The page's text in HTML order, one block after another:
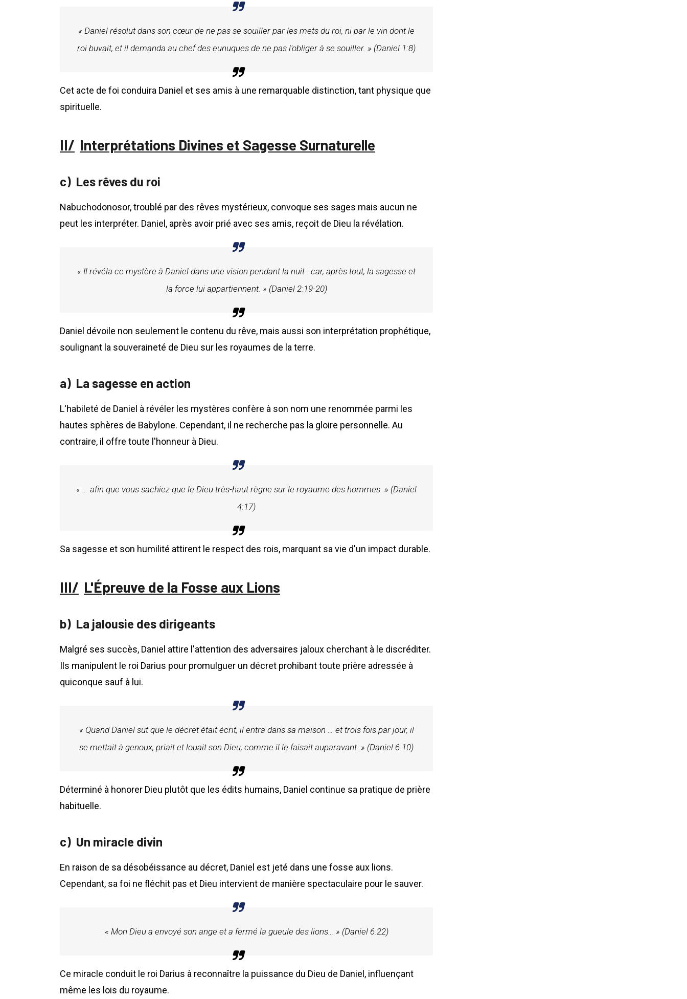
« Daniel résolut dans son cœur de ne pas se souiller par les mets du roi, ni par le vin dont le
roi buvait, et il demanda au chef des eunuques de ne pas l'obliger à se souiller. » (Daniel 1:8)
Cet acte de foi conduira Daniel et ses amis à une remarquable distinction, tant physique que
spirituelle.
Interprétations Divines et Sagesse Surnaturelle
Les rêves du roi
Nabuchodonosor, troublé par des rêves mystérieux, convoque ses sages mais aucun ne
peut les interpréter. Daniel, après avoir prié avec ses amis, reçoit de Dieu la révélation.
« Il révéla ce mystère à Daniel dans une vision pendant la nuit : car, après tout, la sagesse et
la force lui appartiennent. » (Daniel 2:19-20)
Daniel dévoile non seulement le contenu du rêve, mais aussi son interprétation prophétique,
soulignant la souveraineté de Dieu sur les royaumes de la terre.
La sagesse en action
L'habileté de Daniel à révéler les mystères confère à son nom une renommée parmi les
hautes sphères de Babylone. Cependant, il ne recherche pas la gloire personnelle. Au
contraire, il offre toute l'honneur à Dieu.
« … afin que vous sachiez que le Dieu très-haut règne sur le royaume des hommes. » (Daniel
4:17)
Sa sagesse et son humilité attirent le respect des rois, marquant sa vie d'un impact durable.
L'Épreuve de la Fosse aux Lions
La jalousie des dirigeants
Malgré ses succès, Daniel attire l'attention des adversaires jaloux cherchant à le discréditer.
Ils manipulent le roi Darius pour promulguer un décret prohibant toute prière adressée à
quiconque sauf à lui.
« Quand Daniel sut que le décret était écrit, il entra dans sa maison … et trois fois par jour, il
se mettait à genoux, priait et louait son Dieu, comme il le faisait auparavant. » (Daniel 6:10)
Déterminé à honorer Dieu plutôt que les édits humains, Daniel continue sa pratique de prière
habituelle.
Un miracle divin
En raison de sa désobéissance au décret, Daniel est jeté dans une fosse aux lions.
Cependant, sa foi ne fléchit pas et Dieu intervient de manière spectaculaire pour le sauver.
« Mon Dieu a envoyé son ange et a fermé la gueule des lions… » (Daniel 6:22)
Ce miracle conduit le roi Darius à reconnaître la puissance du Dieu de Daniel, influençant
même les lois du royaume.